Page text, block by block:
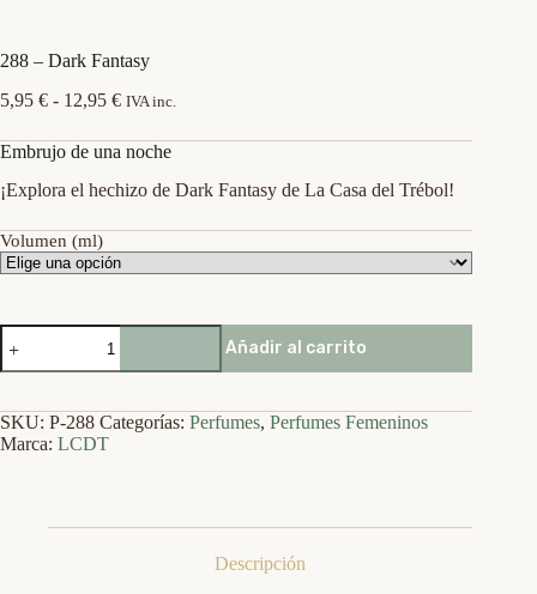
288 – Dark Fantasy
5,95 € - 12,95 €Rango
precios:
desde
5,95 €
12,95 €
IVA inc.
Embrujo de una noche
¡Explora el hechizo de Dark Fantasy de La Casa del Trébol!
Volumen (ml)
288
Dark
cantidad
Añadir al carrito
SKU: P-288 Categorías: Perfumes, Perfumes Femeninos
Marca: LCDT
Descripción